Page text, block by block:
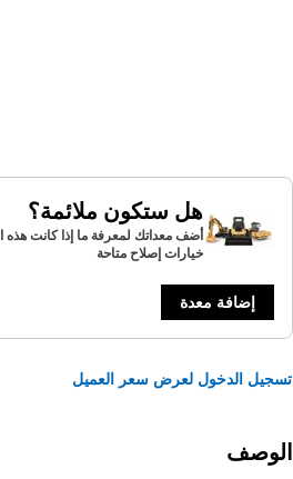
هل ستكون ملائمة؟
أضف معداتك لمعرفة ما إذا كانت هذه
خيارات إصلاح متاحة
إضافة معدة
الدخول لعرض سعر العميل